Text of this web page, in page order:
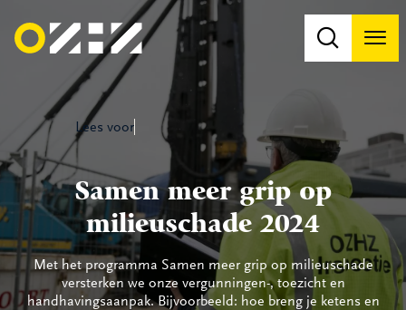
Lees voor
Samen meer grip op
milieuschade 2024
Met het programma Samen meer grip op milieuschade
versterken we onze vergunningen-, toezicht en
handhavingsaanpak. Bijvoorbeeld: hoe breng je ketens en